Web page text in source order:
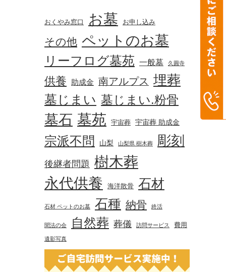
おくやみ窓口 お墓 お申し込み
その他 ペットのお墓
リーフログ墓苑 一般墓 久圓寺
供養 助成金 南アルプス 埋葬
墓じまい 墓じまい.粉骨
墓石 墓苑 宇宙葬 宇宙葬 助成金
宗派不問 山梨 山梨県 樹木葬 彫刻
後継者問題 樹木葬
永代供養 海洋散骨 石材
石材 ペットのお墓 石種 納骨 終活
聞法の会 自然葬 葬儀 訪問サービス 費用
遺影写真